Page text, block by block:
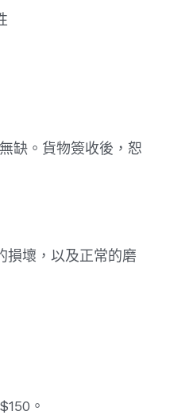
缺。貨物簽收後，恕
損壞，以及正常的磨
。